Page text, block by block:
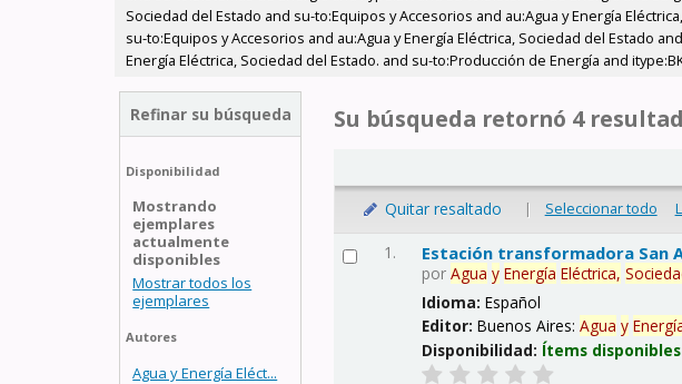
Sociedad del Estado and su-to:Equipos y Accesorios and au:Agua y Energía
su-to:Equipos y Accesorios and au:Agua y Energía Eléctrica, Sociedad del Estado
Energía Eléctrica, Sociedad del Estado. and su-to:Producción de Energía and
Refinar su búsqueda
Disponibilidad
Mostrando
ejemplares
actualmente
disponibles
Mostrar todos los
ejemplares
Autores
Agua y Energía Eléct...
Su búsqueda retornó 4
Quitar resaltado | Seleccionar todo
1. Estación transformadora San
porAgua y Energía Eléctrica,
Idioma:Español
Editor:Buenos Aires:Agua y
Disponibilidad: Ítems